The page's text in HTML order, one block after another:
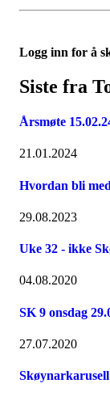
Logg inn for å
Siste fra
Årsmøte
21.01.2024
Hvordan bli
29.08.2023
Uke 32 - ikke
04.08.2020
SK 9 onsdag
27.07.2020